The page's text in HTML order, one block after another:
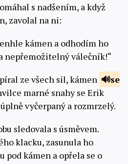
s nadšením, a když
zavolal na ni:
kámen a odhodím ho
nepřemožitelný válečník!“
ze všech sil, kámen
se
marné snahy se Erik
vyčerpaný a rozmrzelý.
sledovala s úsměvem.
klacku, zasunula ho
pod kámen a opřela se o